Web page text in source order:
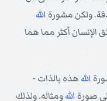
ولكن مشورة الله
أكثر مما هما
الله هذه بالذات -
صورة اللهومثاله. ولذلك